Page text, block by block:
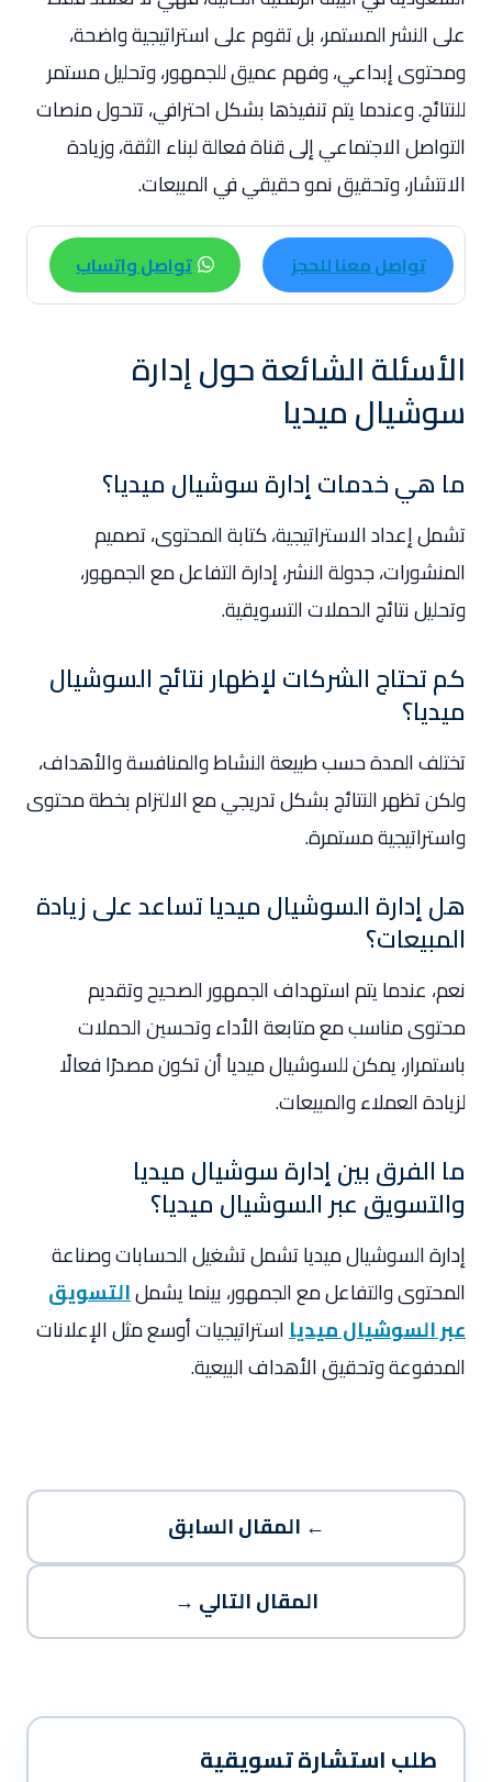
على النشر المستمر، بل تقوم على استراتيجية واضحة،
ومحتوى إبداعي، وفهم عميق للجمهور، وتحليل مستمر
للنتائج. وعندما يتم تنفيذها بشكل احترافي، تتحول منصات
التواصل الاجتماعي إلى قناة فعالة لبناء الثقة، وزيادة
الانتشار، وتحقيق نمو حقيقي في المبيعات.
تواصل معنا للحجز تواصل واتساب
الأسئلة الشائعة حول إدارة
سوشيال ميديا
ما هي خدمات إدارة سوشيال ميديا؟
تشمل إعداد الاستراتيجية، كتابة المحتوى، تصميم
المنشورات، جدولة النشر، إدارة التفاعل مع الجمهور،
وتحليل نتائج الحملات التسويقية.
كم تحتاج الشركات لإظهار نتائج السوشيال
ميديا؟
تختلف المدة حسب طبيعة النشاط والمنافسة والأهداف،
ولكن تظهر النتائج بشكل تدريجي مع الالتزام بخطة محتوى
واستراتيجية مستمرة.
هل إدارة السوشيال ميديا تساعد على زيادة
المبيعات؟
نعم، عندما يتم استهداف الجمهور الصحيح وتقديم
محتوى مناسب مع متابعة الأداء وتحسين الحملات
باستمرار، يمكن للسوشيال ميديا أن تكون مصدرًا فعالًا
لزيادة العملاء والمبيعات.
ما الفرق بين إدارة سوشيال ميديا
والتسويق عبر السوشيال ميديا؟
إدارة السوشيال ميديا تشمل تشغيل الحسابات وصناعة
المحتوى والتفاعل مع الجمهور، بينما يشملالتسويق
عبر السوشيال ميديااستراتيجيات أوسع مثل الإعلانات
المدفوعة وتحقيق الأهداف البيعية.
← المقال السابق
المقال التالي →
طلب استشارة تسويقية